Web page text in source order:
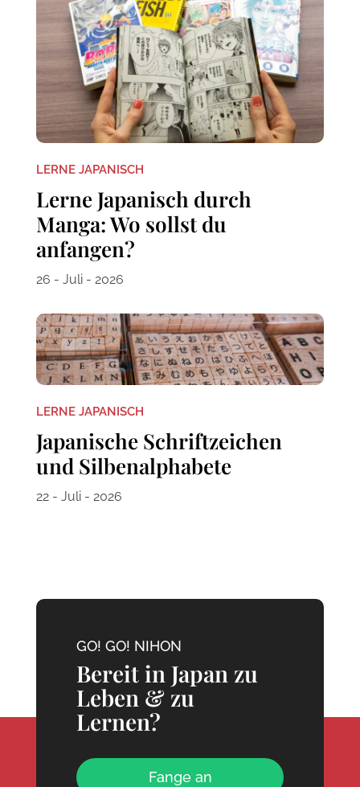
LERNE JAPANISCH
Lerne Japanisch durch
Manga: Wo sollst du
anfangen?
26 - Juli - 2026
LERNE JAPANISCH
Japanische Schriftzeichen
und Silbenalphabete
22 - Juli - 2026
GO! GO! NIHON
Bereit in Japan zu
Leben & zu
Lernen?
Fange an